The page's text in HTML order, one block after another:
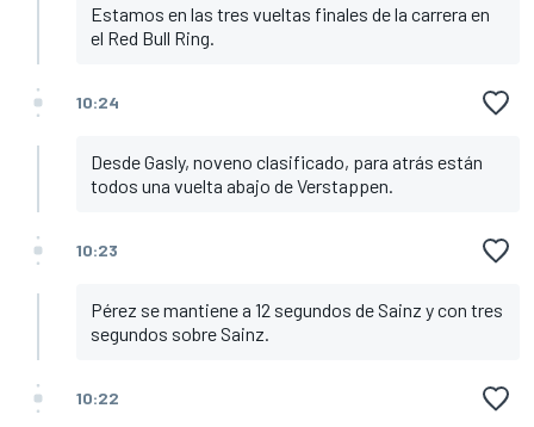
Estamos en las tres vueltas finales de la carrera en
el Red Bull Ring.
10:24
Desde Gasly, noveno clasificado, para atrás están
todos una vuelta abajo de Verstappen.
10:23
Pérez se mantiene a 12 segundos de Sainz y con tres
segundos sobre Sainz.
10:22